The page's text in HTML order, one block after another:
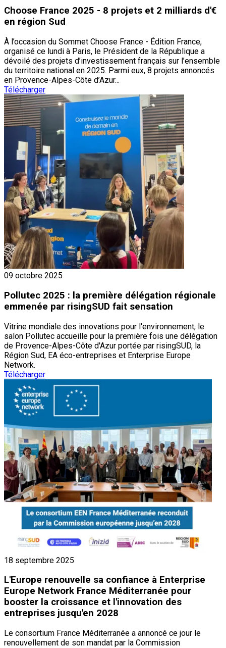
Choose France 2025 - 8 projets et 2 milliards d'€
en région Sud
À l’occasion du Sommet Choose France - Édition France,
organisé ce lundi à Paris, le Président de la République a
dévoilé des projets d’investissement français sur l’ensemble
du territoire national en 2025. Parmi eux, 8 projets annoncés
en Provence-Alpes-Côte d’Azur...
Télécharger
09 octobre 2025
Pollutec 2025 : la première délégation régionale
emmenée par risingSUD fait sensation
Vitrine mondiale des innovations pour l'environnement, le
salon Pollutec accueille pour la première fois une délégation
de Provence-Alpes-Côte d'Azur portée par risingSUD, la
Région Sud, EA éco-entreprises et Enterprise Europe
Network.
Télécharger
18 septembre 2025
L'Europe renouvelle sa confiance à Enterprise
Europe Network France Méditerranée pour
booster la croissance et l'innovation des
entreprises jusqu'en 2028
Le consortium France Méditerranée a annoncé ce jour le
renouvellement de son mandat par la Commission